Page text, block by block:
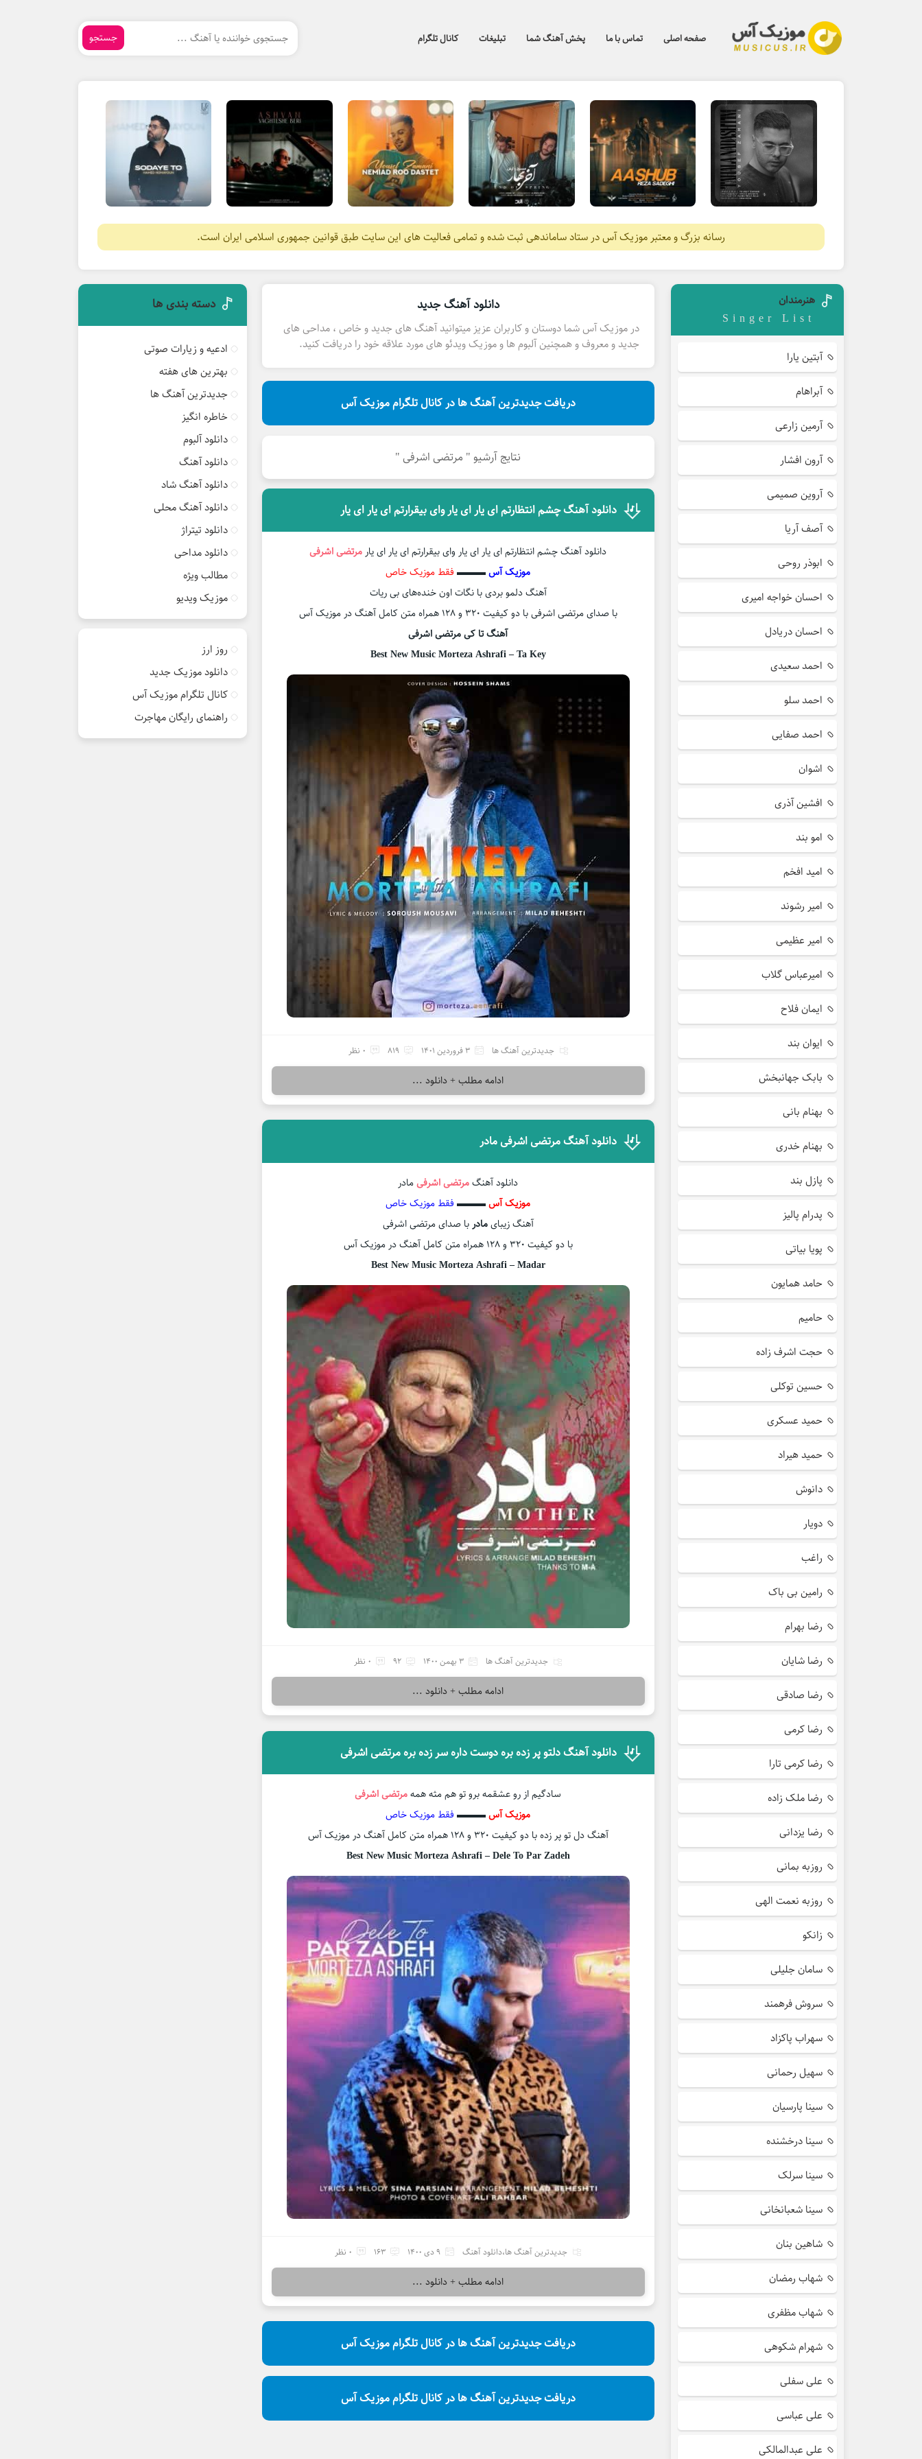
صفحه اصلی تماس با ما پخش آهنگ شما تبلیغات کانال تلگرام جستجو
رسانه بزرگ و معتبر موزیک آس در ستاد ساماندهی ثبت شده و تمامی فعالیت های این سایت طبق قوانین جمهوری اسلامی ایران است.
دانلود آهنگ جدید
در موزیک آس شما دوستان و کاربران عزیز میتوانید آهنگ های جدید و خاص ، مداحی های
جدید و معروف و همچنین آلبوم ها و موزیک ویدئو های مورد علاقه خود را دریافت کنید.
دریافت جدیدترین آهنگ ها در کانال تلگرام موزیک آس
نتایج آرشیو " مرتضی اشرفی "
دانلود آهنگ چشم انتظارتم ای یار ای یار وای بیقرارتم ای یار ای یار
دانلود آهنگ چشم انتظارتم ای یار ای یار وای بیقرارتم ای یار ای یار مرتضی اشرفی
موزیک آس▬▬▬فقط موزیک خاص
آهنگ دلمو بردی با نگات اون خنده‌های بی ریات
با صدای مرتضی اشرفی با دو کیفیت ۳۲۰ و ۱۲۸ همراه متن کامل آهنگ در موزیک آس
آهنگ تا کی مرتضی اشرفی
Best New Music Morteza Ashrafi – Ta Key
جدیدترین آهنگ ها 3 فروردین 1401 819 0 نظر
ادامه مطلب + دانلود ...
دانلود آهنگ مرتضی اشرفی مادر
دانلود آهنگمرتضی اشرفیمادر
موزیک آس▬▬▬ فقط موزیک خاص
آهنگ زیبایمادر با صدای مرتضی اشرفی
با دو کیفیت ۳۲۰ و ۱۲۸ همراه متن کامل آهنگ در موزیک آس
Best New Music Morteza Ashrafi – Madar
جدیدترین آهنگ ها 3 بهمن 1400 92 0 نظر
ادامه مطلب + دانلود ...
دانلود آهنگ دلتو پر زده بره دوست داره سر زده بره مرتضی اشرفی
سادگیم از رو عشقمه برو تو هم مثه همهمرتضی اشرفی
موزیک آس▬▬▬ فقط موزیک خاص
آهنگ دل تو پر زده با دو کیفیت ۳۲۰ و ۱۲۸ همراه متن کامل آهنگ در موزیک آس
Best New Music Morteza Ashrafi – Dele To Par Zadeh
جدیدترین آهنگ ها،دانلود آهنگ 9 دی 1400 163 0 نظر
ادامه مطلب + دانلود ...
دریافت جدیدترین آهنگ ها در کانال تلگرام موزیک آس
دریافت جدیدترین آهنگ ها در کانال تلگرام موزیک آس
هنرمندان
Singer List
آبتین یارا
آبراهام
آرمین زارعی
آرون افشار
آروین صمیمی
آصف آریا
ابوذر روحی
احسان خواجه امیری
احسان دریادل
احمد سعیدی
احمد سلو
احمد صفایی
اشوان
افشین آذری
امو بند
امید افخم
امیر رشوند
امیر عظیمی
امیرعباس گلاب
ایمان فلاح
ایوان بند
بابک جهانبخش
بهنام بانی
بهنام خدری
پازل بند
پدرام پالیز
پویا بیاتی
حامد همایون
حامیم
حجت اشرف زاده
حسین توکلی
حمید عسکری
حمید هیراد
دانوش
دویار
راغب
رامین بی باک
رضا بهرام
رضا شایان
رضا صادقی
رضا کرمی
رضا کرمی تارا
رضا ملک زاده
رضا یزدانی
روزبه بمانی
روزبه نعمت الهی
زانکو
سامان جلیلی
سروش فرهمند
سهراب پاکزاد
سهیل رحمانی
سینا پارسیان
سینا درخشنده
سینا سرلک
سینا شعبانخانی
شاهین بنان
شهاب رمضان
شهاب مظفری
شهرام شکوهی
علی سفلی
علی عباسی
علی عبدالمالکی
دسته بندی ها
ادعیه و زیارات صوتی
بهترین های هفته
جدیدترین آهنگ ها
خاطره انگیز
دانلود آلبوم
دانلود آهنگ
دانلود آهنگ شاد
دانلود آهنگ محلی
دانلود تیتراژ
دانلود مداحی
مطالب ویژه
موزیک ویدیو
روز ارز
دانلود موزیک جدید
کانال تلگرام موزیک آس
راهنمای رایگان مهاجرت